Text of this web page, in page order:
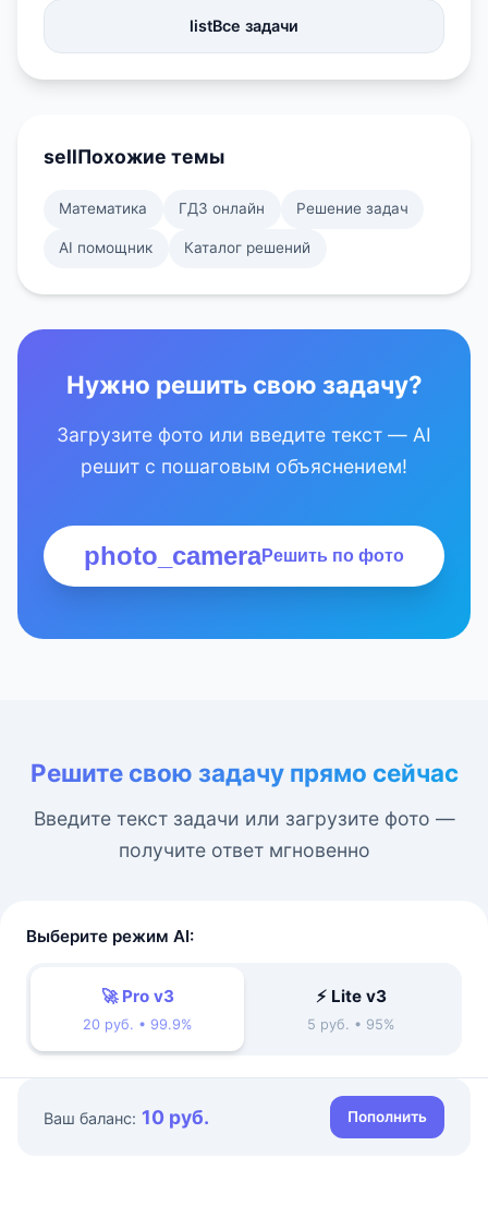
listВсе задачи
sellПохожие темы
Математика ГДЗ онлайн Решение задач
AI помощник Каталог решений
Нужно решить свою задачу?
Загрузите фото или введите текст — AI
решит с пошаговым объяснением!
photo_cameraРешить по фото
Решите свою задачу прямо сейчас
Введите текст задачи или загрузите фото —
получите ответ мгновенно
Выберите режим AI:
🚀 Pro v3
20 руб. • 99.9%
⚡ Lite v3
5 руб. • 95%
Ваш баланс: 10 руб. Пополнить